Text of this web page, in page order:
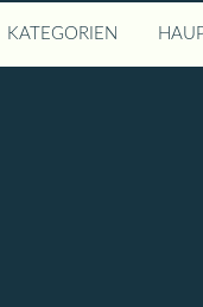
KATEGORIEN